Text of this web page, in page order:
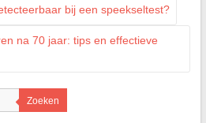
bij een speekseltest?
na 70 jaar: tips en effectieve
Zoeken